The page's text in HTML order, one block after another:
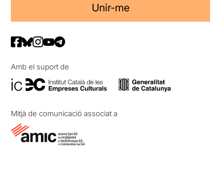
Unir-me
Amb el suport de
Mitjà de comunicació associat a